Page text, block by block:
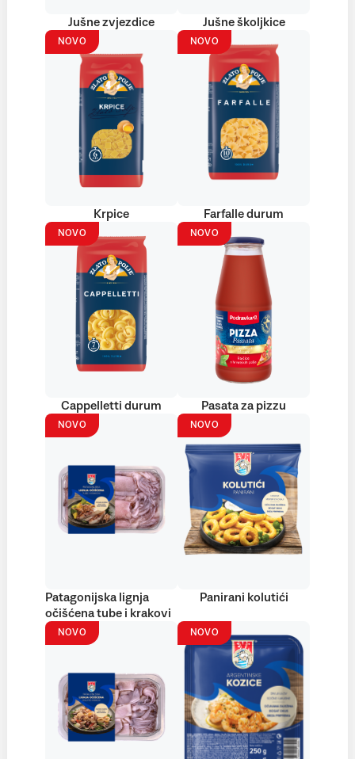
Jušne zvjezdice Jušne školjkice
NOVO
Krpice
NOVO
Farfalle durum
NOVO
Cappelletti durum
NOVO
Pasata za pizzu
NOVO
Patagonijska lignja
očišćena tube i krakovi
NOVO
Panirani kolutići
NOVO NOVO